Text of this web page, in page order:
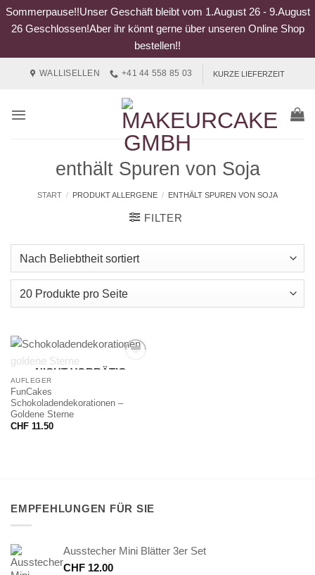
Sommerpause!!Unser Geschäft bleibt vom 1.August 26 - 9.August
26 Geschlossen!Aber ihr könnt gerne über unseren Online Shop
bestellen!!
WALLISELLEN +41 44 558 85 03 KURZE LIEFERZEIT
enthält Spuren von Soja
START / PRODUKT ALLERGENE / ENTHÄLT SPUREN VON SOJA
FILTER
NICHT VORRÄTIG
AUFLEGER
FunCakes
Schokoladendekorationen –
Goldene Sterne
CHF11.50
EMPFEHLUNGEN FÜR SIE
Ausstecher Mini Blätter 3er Set
CHF 12.00